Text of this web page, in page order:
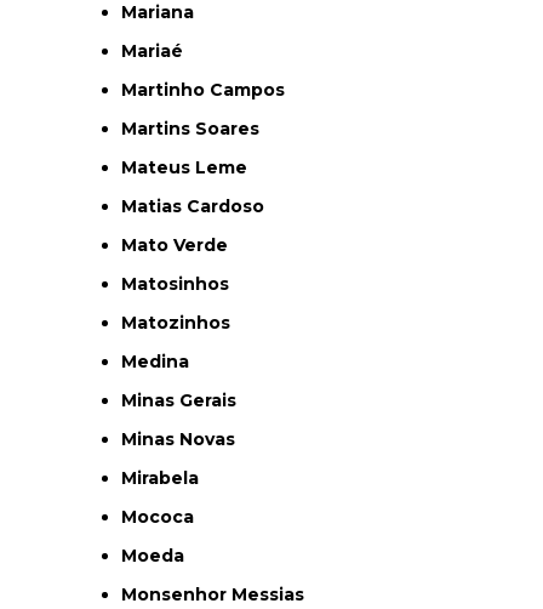
Mariana
Mariaé
Martinho Campos
Martins Soares
Mateus Leme
Matias Cardoso
Mato Verde
Matosinhos
Matozinhos
Medina
Minas Gerais
Minas Novas
Mirabela
Mococa
Moeda
Monsenhor Messias